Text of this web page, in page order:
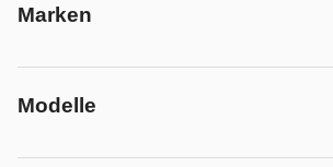
Marken
Modelle